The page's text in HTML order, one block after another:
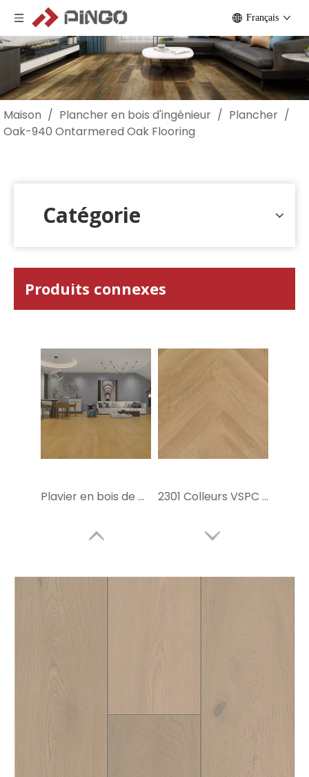
Français
Maison / Plancher en bois d'ingénieur / Plancher /
Oak-940 Ontarmered Oak Flooring
Catégorie
Produits connexes
Plavier en bois de plancher SPC en chêne naturel 2301 Colleurs VSPC VSPC